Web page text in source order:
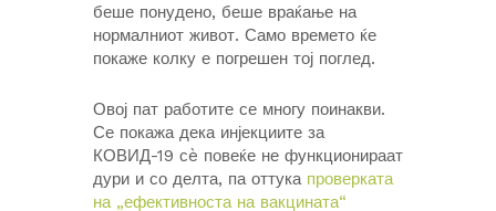
беше понудено, беше враќање на
нормалниот живот. Само времето ќе
покаже колку е погрешен тој поглед.
Овој пат работите се многу поинакви.
Се покажа дека инјекциите за
КОВИД-19 сè повеќе не функционираат
дури и со делта, па оттука проверката
на „ефективноста на вакцината“